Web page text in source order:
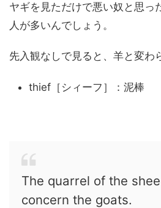
ヤギを見ただけで悪い奴と思っ
人が多いんでしょう。
先入観なしで見ると、羊と変わ
thief［シィーフ］：泥棒
The quarrel of the
concern the goats.